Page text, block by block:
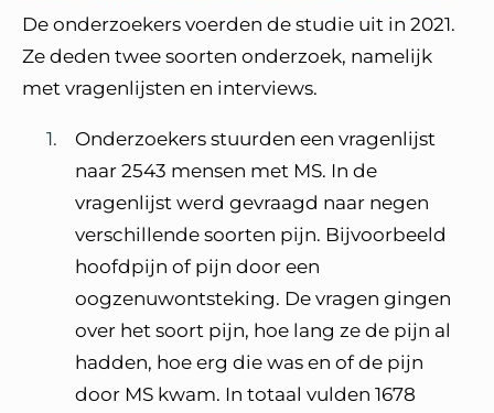
De onderzoekers voerden de studie uit in 2021.
Ze deden twee soorten onderzoek, namelijk
met vragenlijsten en interviews.
Onderzoekers stuurden een vragenlijst
naar 2543 mensen met MS. In de
vragenlijst werd gevraagd naar negen
verschillende soorten pijn. Bijvoorbeeld
hoofdpijn of pijn door een
oogzenuwontsteking. De vragen gingen
over het soort pijn, hoe lang ze de pijn al
hadden, hoe erg die was en of de pijn
door MS kwam. In totaal vulden 1678